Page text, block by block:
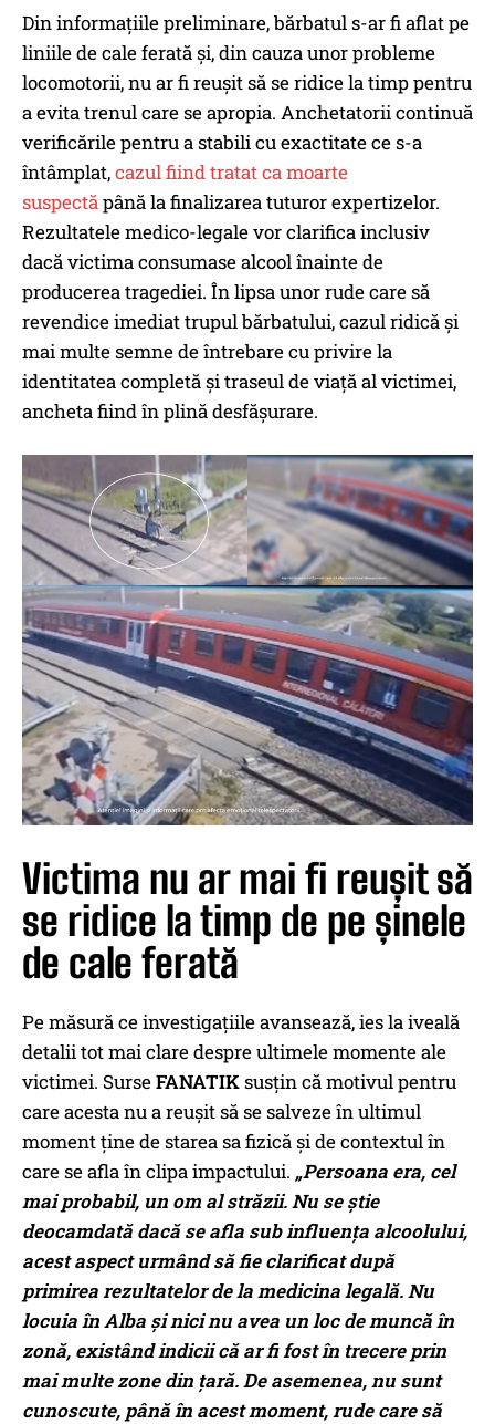
Din informațiile preliminare, bărbatul s-ar fi aflat pe
liniile de cale ferată și, din cauza unor probleme
locomotorii, nu ar fi reușit să se ridice la timp pentru
a evita trenul care se apropia. Anchetatorii continuă
verificările pentru a stabili cu exactitate ce s-a
întâmplat,cazul fiind tratat ca moarte
suspectăpână la finalizarea tuturor expertizelor.
Rezultatele medico-legale vor clarifica inclusiv
dacă victima consumase alcool înainte de
producerea tragediei. În lipsa unor rude care să
revendice imediat trupul bărbatului, cazul ridică și
mai multe semne de întrebare cu privire la
identitatea completă și traseul de viață al victimei,
ancheta fiind în plină desfășurare.
Victima nu ar mai fi reușit să
se ridice la timp de pe șinele
de cale ferată
Pe măsură ce investigațiile avansează, ies la iveală
detalii tot mai clare despre ultimele momente ale
victimei. SurseFANATIKsusțin că motivul pentru
care acesta nu a reușit să se salveze în ultimul
moment ține de starea sa fizică și de contextul în
care se afla în clipa impactului. „Persoana era, cel
mai probabil, un om al străzii. Nu se știe
deocamdată dacă se afla sub influența alcoolului,
acest aspect urmând să fie clarificat după
primirea rezultatelor de la medicina legală. Nu
locuia în Alba și nici nu avea un loc de muncă în
zonă, existând indicii că ar fi fost în trecere prin
mai multe zone din țară. De asemenea, nu sunt
cunoscute, până în acest moment, rude care să